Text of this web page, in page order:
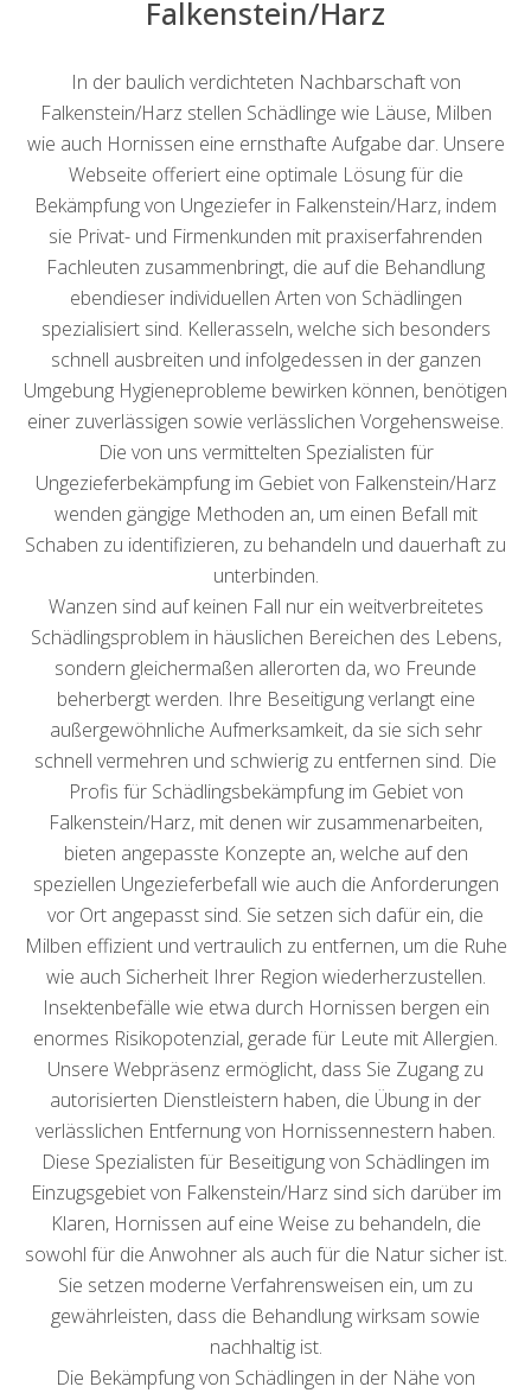
Falkenstein/Harz
In der baulich verdichteten Nachbarschaft von
Falkenstein/Harz stellen Schädlinge wie Läuse, Milben
wie auch Hornissen eine ernsthafte Aufgabe dar. Unsere
Webseite offeriert eine optimale Lösung für die
Bekämpfung von Ungeziefer in Falkenstein/Harz, indem
sie Privat- und Firmenkunden mit praxiserfahrenden
Fachleuten zusammenbringt, die auf die Behandlung
ebendieser individuellen Arten von Schädlingen
spezialisiert sind. Kellerasseln, welche sich besonders
schnell ausbreiten und infolgedessen in der ganzen
Umgebung Hygieneprobleme bewirken können, benötigen
einer zuverlässigen sowie verlässlichen Vorgehensweise.
Die von uns vermittelten Spezialisten für
Ungezieferbekämpfung im Gebiet von Falkenstein/Harz
wenden gängige Methoden an, um einen Befall mit
Schaben zu identifizieren, zu behandeln und dauerhaft zu
unterbinden.
Wanzen sind auf keinen Fall nur ein weitverbreitetes
Schädlingsproblem in häuslichen Bereichen des Lebens,
sondern gleichermaßen allerorten da, wo Freunde
beherbergt werden. Ihre Beseitigung verlangt eine
außergewöhnliche Aufmerksamkeit, da sie sich sehr
schnell vermehren und schwierig zu entfernen sind. Die
Profis für Schädlingsbekämpfung im Gebiet von
Falkenstein/Harz, mit denen wir zusammenarbeiten,
bieten angepasste Konzepte an, welche auf den
speziellen Ungezieferbefall wie auch die Anforderungen
vor Ort angepasst sind. Sie setzen sich dafür ein, die
Milben effizient und vertraulich zu entfernen, um die Ruhe
wie auch Sicherheit Ihrer Region wiederherzustellen.
Insektenbefälle wie etwa durch Hornissen bergen ein
enormes Risikopotenzial, gerade für Leute mit Allergien.
Unsere Webpräsenz ermöglicht, dass Sie Zugang zu
autorisierten Dienstleistern haben, die Übung in der
verlässlichen Entfernung von Hornissennestern haben.
Diese Spezialisten für Beseitigung von Schädlingen im
Einzugsgebiet von Falkenstein/Harz sind sich darüber im
Klaren, Hornissen auf eine Weise zu behandeln, die
sowohl für die Anwohner als auch für die Natur sicher ist.
Sie setzen moderne Verfahrensweisen ein, um zu
gewährleisten, dass die Behandlung wirksam sowie
nachhaltig ist.
Die Bekämpfung von Schädlingen in der Nähe von